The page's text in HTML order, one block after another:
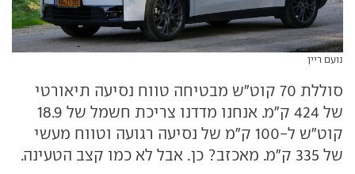
נועם ריין
סוללת 70 קוט"ש מבטיחה טווח נסיעה תיאורטי
של 424 ק"מ. אנחנו מדדנו צריכת חשמל של 18.9
קוט"ש ל-100 ק"מ של נסיעה רגועה וטווח מעשי
של 335 ק"מ. מאכזב? כן. אבל לא כמו קצב הטעינה.